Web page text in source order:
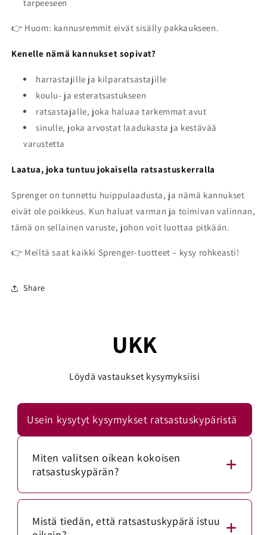
tarpeeseen
👉 Huom: kannusremmit eivät sisälly pakkaukseen.
Kenelle nämä kannukset sopivat?
harrastajille ja kilparatsastajille
koulu- ja esteratsastukseen
ratsastajalle, joka haluaa tarkemmat avut
sinulle, joka arvostat laadukasta ja kestävää
varustetta
Laatua, joka tuntuu jokaisella ratsastuskerralla
Sprenger on tunnettu huippulaadusta, ja nämä kannukset
eivät ole poikkeus. Kun haluat varman ja toimivan valinnan,
tämä on sellainen varuste, johon voit luottaa pitkään.
👉 Meiltä saat kaikki Sprenger-tuotteet – kysy rohkeasti!
Share
UKK
Löydä vastaukset kysymyksiisi
Usein kysytyt kysymykset ratsastuskypäristä
Miten valitsen oikean kokoisen
ratsastuskypärän?
Mittaa päänympärys mittanauhalla noin 1–2
senttimetriä kulmakarvojen yläpuolelta. Vertaa
Mistä tiedän, että ratsastuskypärä istuu